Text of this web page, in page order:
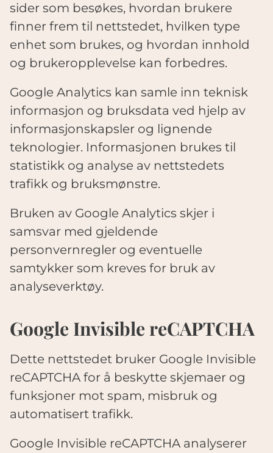
sider som besøkes, hvordan brukere
finner frem til nettstedet, hvilken type
enhet som brukes, og hvordan innhold
og brukeropplevelse kan forbedres.
Google Analytics kan samle inn teknisk
informasjon og bruksdata ved hjelp av
informasjonskapsler og lignende
teknologier. Informasjonen brukes til
statistikk og analyse av nettstedets
trafikk og bruksmønstre.
Bruken av Google Analytics skjer i
samsvar med gjeldende
personvernregler og eventuelle
samtykker som kreves for bruk av
analyseverktøy.
Google Invisible reCAPTCHA
Dette nettstedet bruker Google Invisible
reCAPTCHA for å beskytte skjemaer og
funksjoner mot spam, misbruk og
automatisert trafikk.
Google Invisible reCAPTCHA analyserer